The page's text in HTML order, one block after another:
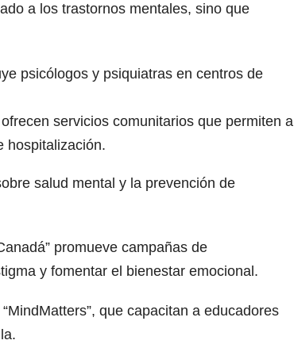
a los trastornos mentales, sino que
psicólogos y psiquiatras en centros de
servicios comunitarios que permiten a
hospitalización.
salud mental y la prevención de
promueve campañas de
y fomentar el bienestar emocional.
que capacitan a educadores